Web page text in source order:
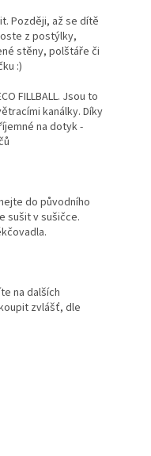
Později, až se dítě
z postýlky,
stěny, polštáře či
:)
FILLBALL. Jsou to
kanálky. Díky
na dotyk -
do původního
sušit v sušičce.
na dalších
zvlášť, dle